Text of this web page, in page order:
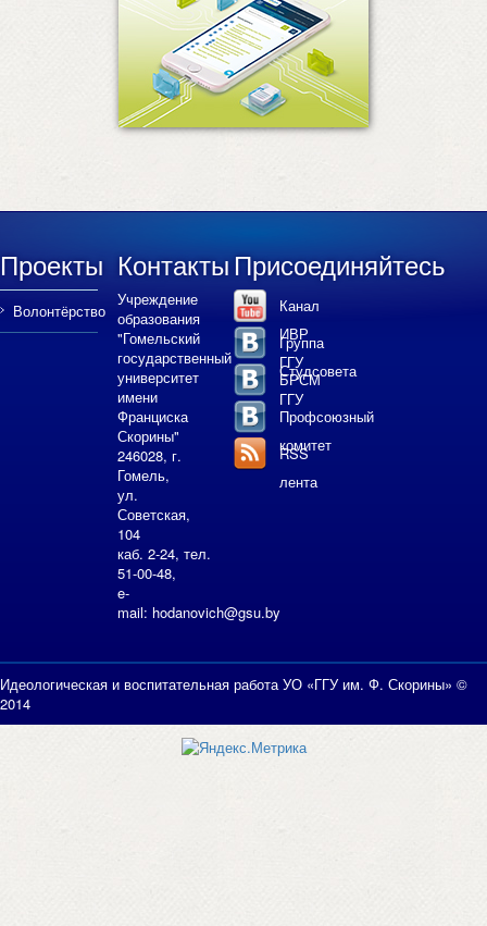
Проекты
Волонтёрство
Контакты
Учреждение
образования
"Гомельский
государственный
университет
имени
Франциска
Скорины"
246028, г.
Гомель,
ул.
Советская,
104
каб. 2-24, тел.
51-00-48,
e-
mail: hodanovich@gsu.by
Присоединяйтесь
Канал
ИВР
ГГУ
Группа
Студсовета
ГГУ
БРСМ
Профсоюзный
комитет
RSS
лента
Идеологическая и воспитательная работа УО «ГГУ им. Ф. Скорины» ©
2014